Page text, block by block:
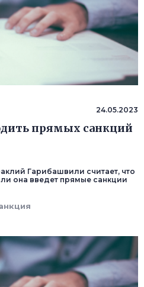
24.05.2023
прямых санкций
Гарибашвили считает, что
она введет прямые санкции